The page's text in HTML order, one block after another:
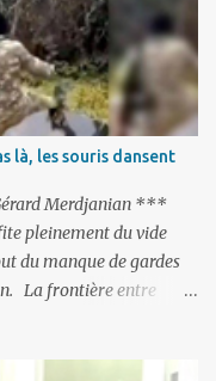
de Damoclès
négociations d’adhésion
menaces non voilées
les États-Unis
de ce terroriste» , a
Bozdag.
là, les souris dansent
Merdjanian ***
pleinement du vide
du manque de gardes
La frontière entre
zigoto d’en face